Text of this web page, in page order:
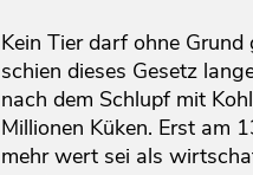
Kein Tier darf ohne
schien dieses Gesetz
nach dem Schlupf mit
Millionen Küken. Erst am
mehr wert sei als